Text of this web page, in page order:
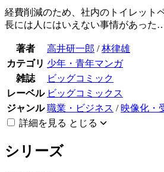
経費削減のため、社内のトイレット
長には人にはいえない事情があった…
著者 高井研一郎 /林律雄
カテゴリ 少年・青年マンガ
雑誌
ビッグコミック
レーベル ビッグコミックス
ジャンル 職業・ビジネス / 映像化・
詳細を見る とじる
シリーズ